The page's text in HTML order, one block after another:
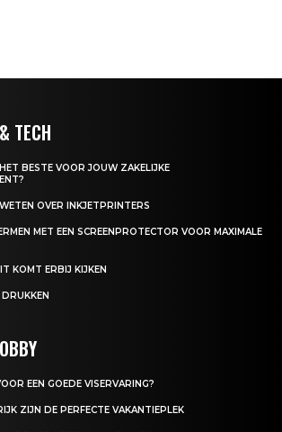
TECH
BESTE VOOR JOUW ZAKELIJKE
OVER INKJETPRINTERS
MET EEN SCREENPROTECTOR VOOR MAXIMALE
KOMT ERBIJ KIJKEN
EEN GOEDE VISERVARING?
ZIJN DE PERFECTE VAKANTIEPLEK